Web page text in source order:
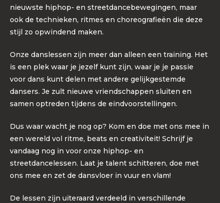
nieuwste hiphop- en streetdancebewegingen, maar
ook de technieken, ritmes en choreografieën die deze
stijl zo opwindend maken.
Onze danslessen zijn meer dan alleen een training. Het
is een plek waar je jezelf kunt zijn, waar je je passie
voor dans kunt delen met andere gelijkgestemde
dansers. Je zult nieuwe vriendschappen sluiten en
samen optreden tijdens de eindvoorstellingen.
Dus waar wacht je nog op? Kom en doe met ons mee in
een wereld vol ritme, beats en creativiteit! Schrijf je
vandaag nog in voor onze hiphop- en
streetdancelessen. Laat je talent schitteren, doe met
ons mee en zet de dansvloer in vuur en vlam!
De lessen zijn uiteraard verdeeld in verschillende